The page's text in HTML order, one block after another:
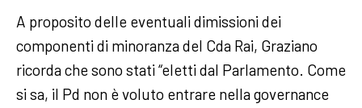
A proposito delle eventuali dimissioni dei
componenti di minoranza del Cda Rai, Graziano
ricorda che sono stati “eletti dal Parlamento. Come
si sa, il Pd non è voluto entrare nella governance